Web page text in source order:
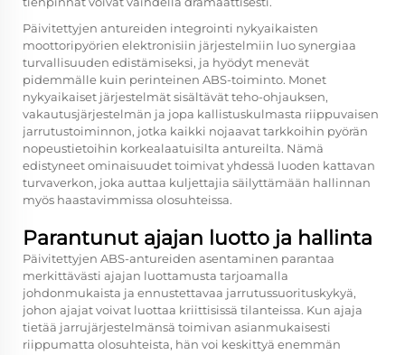
Päivitettyjen antureiden integrointi nykyaikaisten
moottoripyörien elektronisiin järjestelmiin luo synergiaa
turvallisuuden edistämiseksi, ja hyödyt menevät
pidemmälle kuin perinteinen ABS-toiminto. Monet
nykyaikaiset järjestelmät sisältävät teho-ohjauksen,
vakautusjärjestelmän ja jopa kallistuskulmasta riippuvaisen
jarrutustoiminnon, jotka kaikki nojaavat tarkkoihin pyörän
nopeustietoihin korkealaatuisilta antureilta. Nämä
edistyneet ominaisuudet toimivat yhdessä luoden kattavan
turvaverkon, joka auttaa kuljettajia säilyttämään hallinnan
myös haastavimmissa olosuhteissa.
Parantunut ajajan luotto ja hallinta
Päivitettyjen ABS-antureiden asentaminen parantaa
merkittävästi ajajan luottamusta tarjoamalla
johdonmukaista ja ennustettavaa jarrutussuorituskykyä,
johon ajajat voivat luottaa kriittisissä tilanteissa. Kun ajaja
tietää jarrujärjestelmänsä toimivan asianmukaisesti
riippumatta olosuhteista, hän voi keskittyä enemmän